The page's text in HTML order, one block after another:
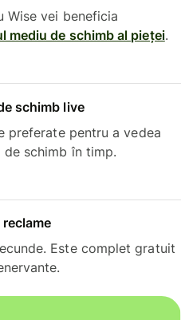
Wise vei beneficia
mediu de schimb al pieței.
schimb live
preferate pentru a vedea
schimb în timp.
Este complet gratuit